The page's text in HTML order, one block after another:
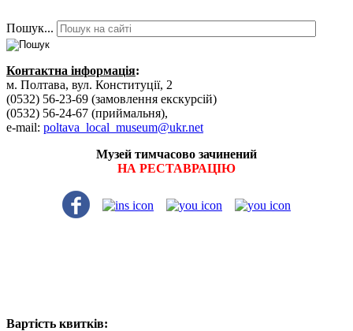
Пошук...
Контактна інформація:
м. Полтава, вул. Конституції, 2
(0532) 56-23-69 (замовлення екскурсій)
(0532) 56-24-67 (приймальня),
e-mail: poltava_local_museum@ukr.net
Музей тимчасово зачинений
НА РЕСТАВРАЦІЮ
Вартість квитків: